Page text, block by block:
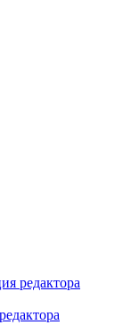
редактора